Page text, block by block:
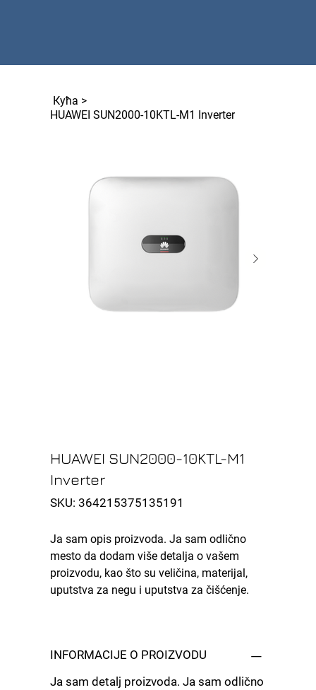
Кућа >
HUAWEI SUN2000-10KTL-M1 Inverter
HUAWEI SUN2000-10KTL-M1
Inverter
SKU: SKU
364215375135191
364215375135191
Ja sam opis proizvoda. Ja sam odlično
mesto da dodam više detalja o vašem
proizvodu, kao što su veličina, materijal,
uputstva za negu i uputstva za čišćenje.
INFORMACIJE O PROIZVODU
Ja sam detalj proizvoda. Ja sam odlično